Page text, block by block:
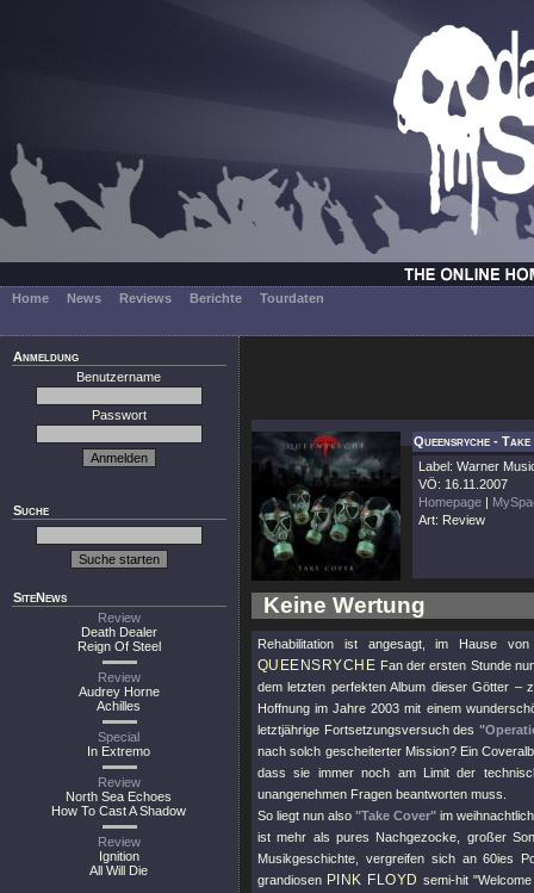
Home News Reviews Berichte Tourdaten
Anmeldung
Benutzername
Passwort
Suche
SiteNews
Review
Death Dealer
Reign Of Steel
Review
Audrey Horne
Achilles
Special
In Extremo
Review
North Sea Echoes
How To Cast A Shadow
Review
Ignition
All Will Die
Queensryche -
Label: Warner
VÖ: 16.11.2007
Homepage |
Art: Review
Keine Wertung
Rehabilitation ist angesagt, im Hause
QUEENSRYCHE Fan der ersten Stunde
dem letzten perfekten Album dieser Götter –
Hoffnung im Jahre 2003 mit einem
letztjährige Fortsetzungsversuch des
nach solch gescheiterter Mission? Ein
dass sie immer noch am Limit der
unangenehmen Fragen beantworten muss.
So liegt nun also "Take Cover" im
ist mehr als pures Nachgezocke, großer
Musikgeschichte, vergreifen sich an 60ies
grandiosen PINK FLOYD semi-hit